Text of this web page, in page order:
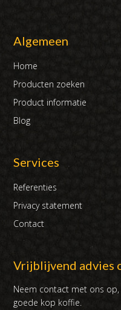
Algemeen
Home
Producten zoeken
Product informatie
Blog
Services
Referenties
Privacy statement
Contact
Vrijblijvend advies
Neem contact met ons
goede kop koffie.